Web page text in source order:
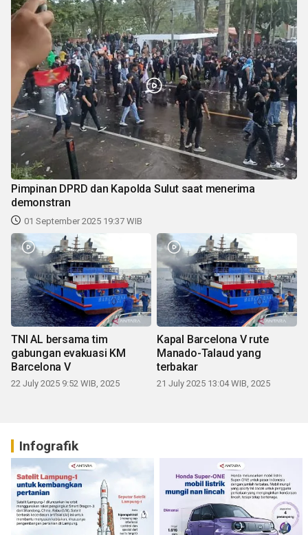
Pimpinan DPRD dan Kapolda Sulut saat menerima
demonstran
01 September 2025 19:37 WIB
TNI AL bersama tim
gabungan evakuasi KM
Barcelona V
22 July 2025 9:52 WIB, 2025
Kapal Barcelona V rute
Manado-Talaud yang
terbakar
21 July 2025 13:04 WIB, 2025
Infografik